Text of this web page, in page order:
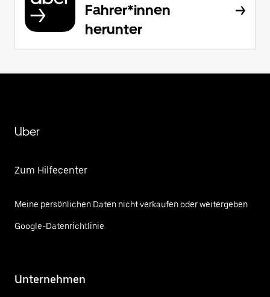
Fahrer*innen
herunter
Uber
Zum Hilfecenter
Meine persönlichen Daten nicht verkaufen oder weitergeben
Google-Datenrichtlinie
Unternehmen